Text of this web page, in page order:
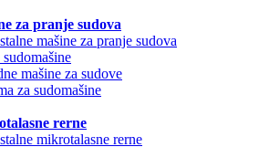
za pranje sudova
mašine za pranje sudova
sudomašine
mašine za sudove
za sudomašine
rerne
mikrotalasne rerne